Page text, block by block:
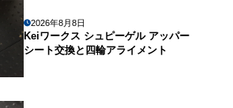
2026年8月8日
Keiワークス シュピーゲル アッパー
シート交換と四輪アライメント